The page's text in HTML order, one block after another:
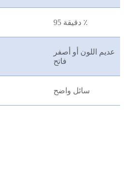
دقيقة 95 ٪
عديم اللون أو أصفر
فاتح
سائل واضح